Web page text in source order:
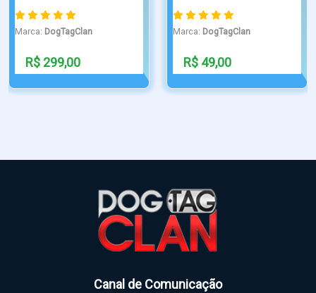
Marca:DogTagClan
R$ 99,00
Marca:DogTagClan
R$ 79,90
Canal de Comunicação